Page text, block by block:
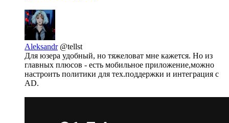
Aleksandr @tellst
Для юзера удобный, но тяжеловат мне кажется. Но из
главных плюсов - есть мобильное приложение,можно
настроить политики для тех.поддержки и интеграция с
AD.